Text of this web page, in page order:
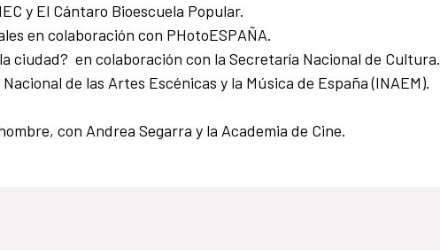
y El Cántaro Bioescuela Popular.
en colaboración con PHotoESPAÑA.
ciudad? en colaboración con la Secretaría Nacional de Cultura.
de las Artes Escénicas y la Música de España (INAEM).
con Andrea Segarra y la Academia de Cine.